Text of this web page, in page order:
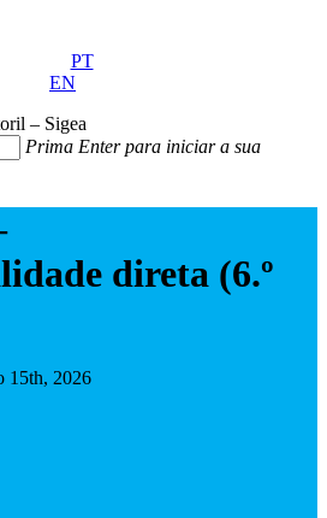
PT
EN
Prima Enter para iniciar a sua
direta (6.º
15th, 2026